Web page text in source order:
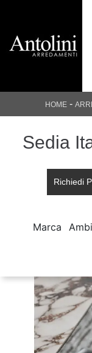
HOME -
Sedia
Richiedi
Marca